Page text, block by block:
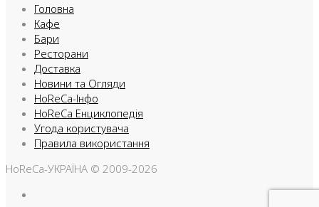
Головна
Кафе
Бари
Ресторани
Доставка
Новини та Огляди
HoReCa-Інфо
HoReCa Енциклопедія
Угода користувача
Правила використання
HoReCa-УКРАЇНА © 2009-2026